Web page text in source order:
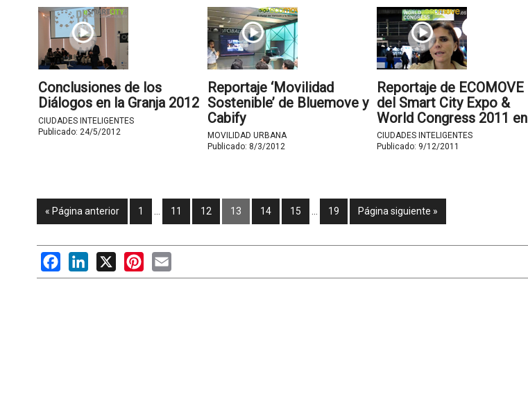
Conclusiones de los
Diálogos en la Granja 2012
CIUDADES INTELIGENTES
Publicado: 24/5/2012
Reportaje ‘Movilidad
Sostenible’ de Bluemove y
Cabify
MOVILIDAD URBANA
Publicado: 8/3/2012
Reportaje de ECOMOVE
del Smart City Expo &
World Congress 2011 en
Barcelona
CIUDADES INTELIGENTES
Publicado: 9/12/2011
« Página anterior 1 11 12 13 14 15 19 Página siguiente »
FacebookLinkedIn
X PinterestEmail